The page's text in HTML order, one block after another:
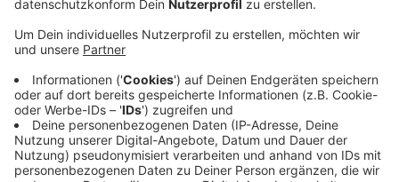
Anzeige
So würden laut ADFC Autos beim Rechtsabbiegen auf
die Bornheimer Straße Radfahrende übersehen. Der
Club hatte vorgeschlagen die Kreuzung temporär
umzugestalten. Diese Vorschläge habe die Stadt